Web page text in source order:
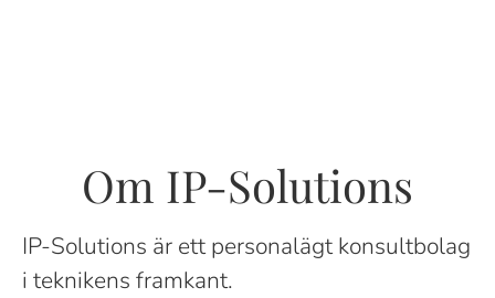
Om IP-Solutions
IP-Solutions är ett personalägt konsultbolag
i teknikens framkant.